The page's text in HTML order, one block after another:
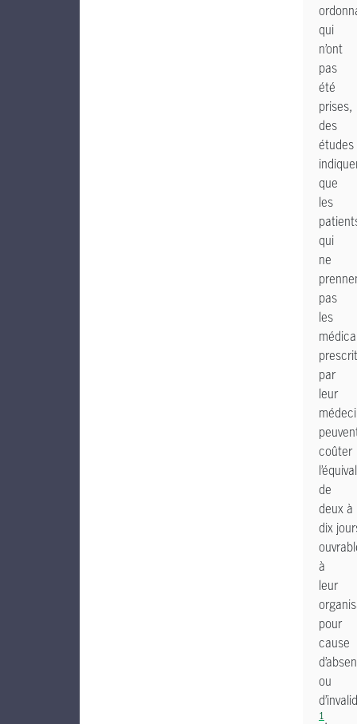
qui
n’ont
pas
été
prises,
des
études
que
les
qui
ne
pas
les
par
leur
coûter
de
deux à
dix
à
leur
pour
cause
ou
1.